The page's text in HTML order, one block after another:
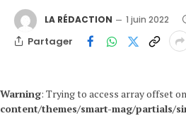
LA RÉDACTION 1 juin 2022
Partager
Warning: Trying to access array offset
content/themes/smart-mag/partials/